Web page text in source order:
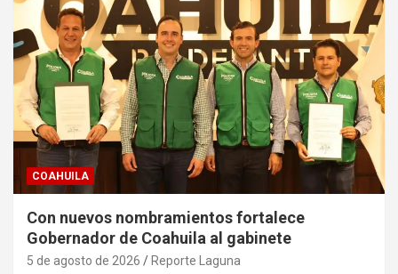
COAHUILA
Con nuevos nombramientos fortalece
Gobernador de Coahuila al gabinete
5 de agosto de 2026 Reporte Laguna